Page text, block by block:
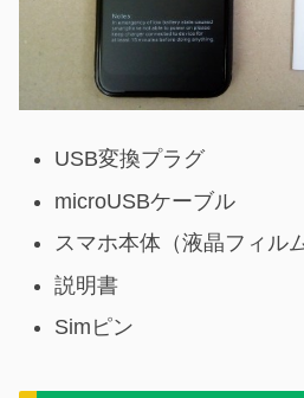
USB変換プラグ
microUSBケーブル
スマホ本体（液晶フィル
説明書
Simピン